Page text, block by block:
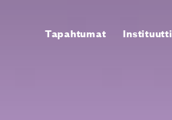
Tapahtumat Instituutti